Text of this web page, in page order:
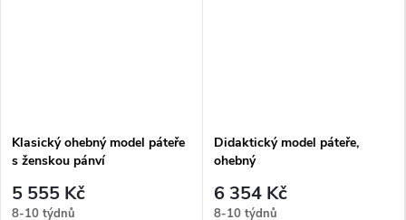
Klasický ohebný model páteře
s ženskou pánví
5 555 Kč
8-10 týdnů
Didaktický model páteře,
ohebný
6 354 Kč
8-10 týdnů